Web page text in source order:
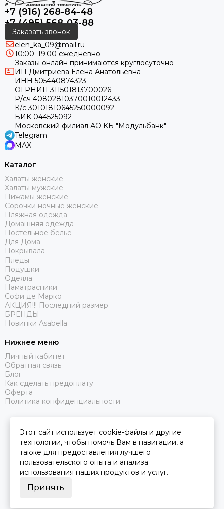
+7 (916) 268-84-48
+7 (495) 568-03-88
Заказать звонок
elen_ka_09@mail.ru
10:00–19:00 ежедневно
Заказы онлайн принимаются круглосуточно
ИП Дмитриева Елена Анатольевна
ИНН 505440874323
ОГРНИП 311501813700026
Р/сч 40802810370010012433
К/с 30101810645250000092
БИК 044525092
Московский филиал АО КБ "Модульбанк"
Telegram
MAX
Каталог
Халаты женские
Халаты мужские
Пижамы женские
Сорочки ночные женские
Пляжная одежда
Домашняя одежда
Постельное белье
Для Дома
Покрывала
Пледы
Подушки
Одеяла
Наматрасники
Софи де Марко
АКЦИЯ!!! Последний размер
БРЕНДЫ
Новинки Asabella
Нижнее меню
Личный кабинет
Обратная связь
Блог
Как сделать предоплату
Оферта
Политика конфиденциальности
2026 © Царство Сна.Карта сайта
Этот сайт использует cookie-файлы и другие
технологии, чтобы помочь Вам в навигации, а
также для предоставления лучшего
пользовательского опыта и анализа
использования наших продуктов и услуг.
Принять